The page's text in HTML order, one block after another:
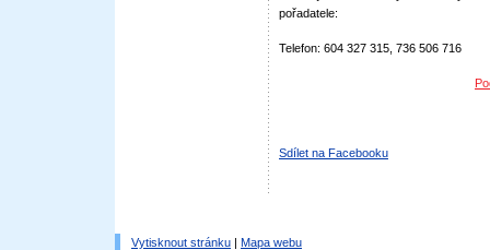
pořadatele:
Telefon: 604 327 315, 736 506 716
Sdílet na Facebooku
Vytisknout stránku | Mapa webu